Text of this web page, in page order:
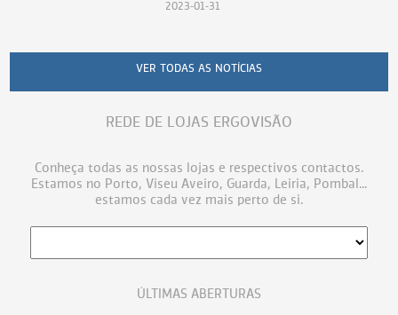
2023-01-31
VER TODAS AS NOTÍCIAS
REDE DE LOJAS ERGOVISÃO
Conheça todas as nossas lojas e respectivos contactos.
Estamos no Porto, Viseu Aveiro, Guarda, Leiria, Pombal...
estamos cada vez mais perto de si.
ÚLTIMAS ABERTURAS